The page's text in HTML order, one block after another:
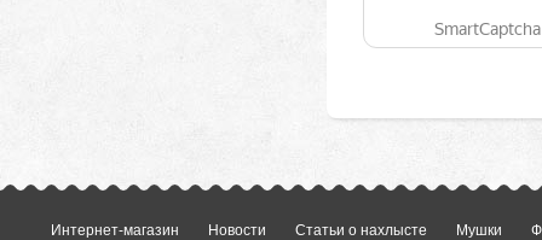
Интернет-магазин Новости Статьи о нахлысте Мушки